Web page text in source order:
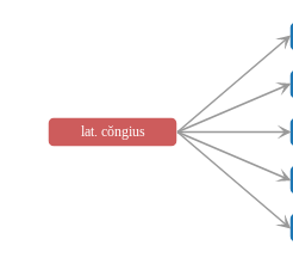
lat. cŏngius